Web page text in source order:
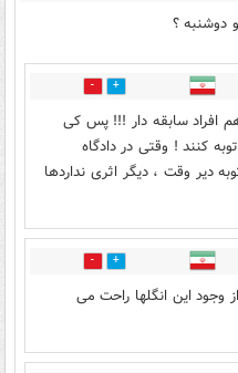
دوشنبه ؟
1
هم افراد سابقه دار !!! پس کی
کنند ! وقتی در دادگاه
دیر وقت ، دیگر اثری نداردها
1
وجود این انگلها راحت می